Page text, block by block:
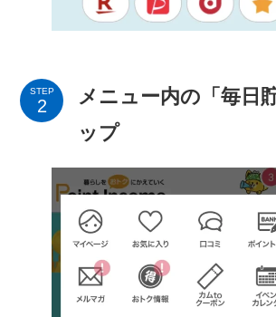
STEP
メニュー内の「毎日
ップ